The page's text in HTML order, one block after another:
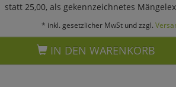
statt 25,00, als gekennzeichnetes
* inkl. gesetzlicher MwSt und zzgl.
IN DEN WARENKORB